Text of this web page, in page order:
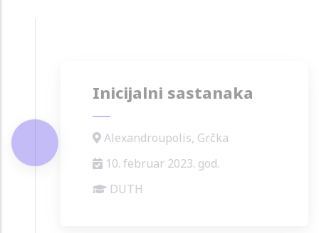
Inicijalni sastanaka
Alexandroupolis, Grčka
10. februar 2023. god.
DUTH